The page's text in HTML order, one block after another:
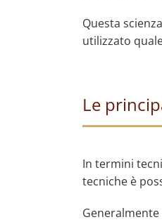
Questa
utilizzato
Le
In termini
tecniche è